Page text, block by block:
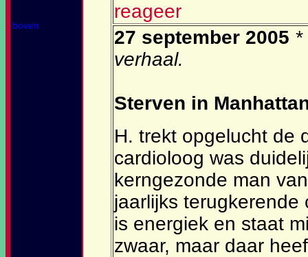
boven
reageer
27 september 2005 *
verhaal.
Sterven in
H. trekt opgelucht de
cardioloog was
kerngezonde man
jaarlijks
is energiek en staat
zwaar, maar daar